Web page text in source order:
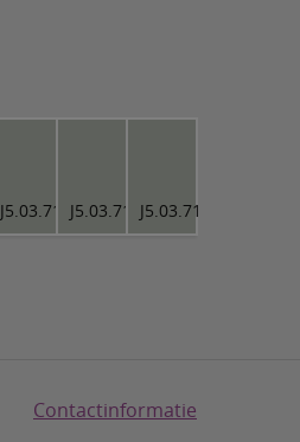
J5.03.71 J5.03.71 J5.03.71
Contactinformatie